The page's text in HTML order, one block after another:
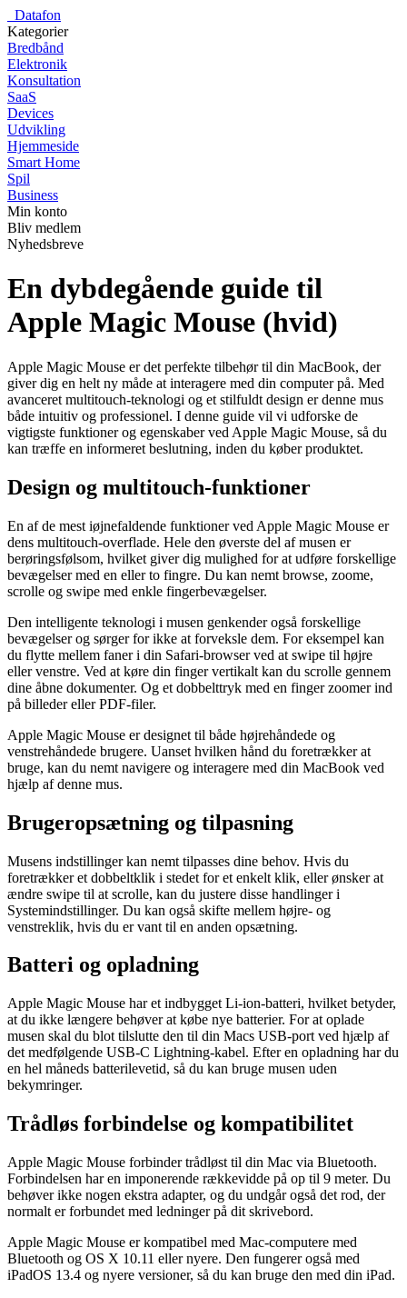
Datafon
Kategorier
Bredbånd
Elektronik
Konsultation
SaaS
Devices
Udvikling
Hjemmeside
Smart Home
Spil
Business
Min konto
Bliv medlem
Nyhedsbreve
En dybdegående guide til
Apple Magic Mouse (hvid)
Apple Magic Mouse er det perfekte tilbehør til din MacBook, der
giver dig en helt ny måde at interagere med din computer på. Med
avanceret multitouch-teknologi og et stilfuldt design er denne mus
både intuitiv og professionel. I denne guide vil vi udforske de
vigtigste funktioner og egenskaber ved Apple Magic Mouse, så du
kan træffe en informeret beslutning, inden du køber produktet.
Design og multitouch-funktioner
En af de mest iøjnefaldende funktioner ved Apple Magic Mouse er
dens multitouch-overflade. Hele den øverste del af musen er
berøringsfølsom, hvilket giver dig mulighed for at udføre forskellige
bevægelser med en eller to fingre. Du kan nemt browse, zoome,
scrolle og swipe med enkle fingerbevægelser.
Den intelligente teknologi i musen genkender også forskellige
bevægelser og sørger for ikke at forveksle dem. For eksempel kan
du flytte mellem faner i din Safari-browser ved at swipe til højre
eller venstre. Ved at køre din finger vertikalt kan du scrolle gennem
dine åbne dokumenter. Og et dobbelttryk med en finger zoomer ind
på billeder eller PDF-filer.
Apple Magic Mouse er designet til både højrehåndede og
venstrehåndede brugere. Uanset hvilken hånd du foretrækker at
bruge, kan du nemt navigere og interagere med din MacBook ved
hjælp af denne mus.
Brugeropsætning og tilpasning
Musens indstillinger kan nemt tilpasses dine behov. Hvis du
foretrækker et dobbeltklik i stedet for et enkelt klik, eller ønsker at
ændre swipe til at scrolle, kan du justere disse handlinger i
Systemindstillinger. Du kan også skifte mellem højre- og
venstreklik, hvis du er vant til en anden opsætning.
Batteri og opladning
Apple Magic Mouse har et indbygget Li-ion-batteri, hvilket betyder,
at du ikke længere behøver at købe nye batterier. For at oplade
musen skal du blot tilslutte den til din Macs USB-port ved hjælp af
det medfølgende USB-C Lightning-kabel. Efter en opladning har du
en hel måneds batterilevetid, så du kan bruge musen uden
bekymringer.
Trådløs forbindelse og kompatibilitet
Apple Magic Mouse forbinder trådløst til din Mac via Bluetooth.
Forbindelsen har en imponerende rækkevidde på op til 9 meter. Du
behøver ikke nogen ekstra adapter, og du undgår også det rod, der
normalt er forbundet med ledninger på dit skrivebord.
Apple Magic Mouse er kompatibel med Mac-computere med
Bluetooth og OS X 10.11 eller nyere. Den fungerer også med
iPadOS 13.4 og nyere versioner, så du kan bruge den med din iPad.